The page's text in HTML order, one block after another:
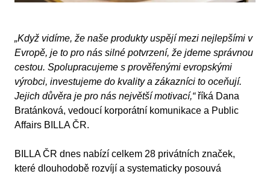
„Když vidíme, že naše produkty uspějí mezi nejlepšími v
Evropě, je to pro nás silné potvrzení, že jdeme správnou
cestou. Spolupracujeme s prověřenými evropskými
výrobci, investujeme do kvality a zákazníci to oceňují.
Jejich důvěra je pro nás největší motivací,“říká Dana
Bratánková, vedoucí korporátní komunikace a Public
Affairs BILLA ČR.
BILLA ČR dnes nabízí celkem 28 privátních značek,
které dlouhodobě rozvíjí a systematicky posouvá